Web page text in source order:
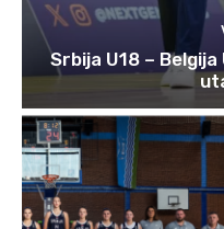
Srbija U18 –